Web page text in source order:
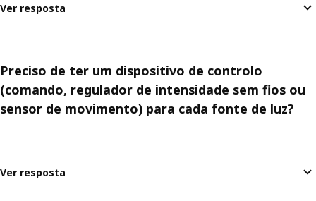
Ver resposta
Preciso de ter um dispositivo de controlo
(comando, regulador de intensidade sem fios ou
sensor de movimento) para cada fonte de luz?
Ver resposta